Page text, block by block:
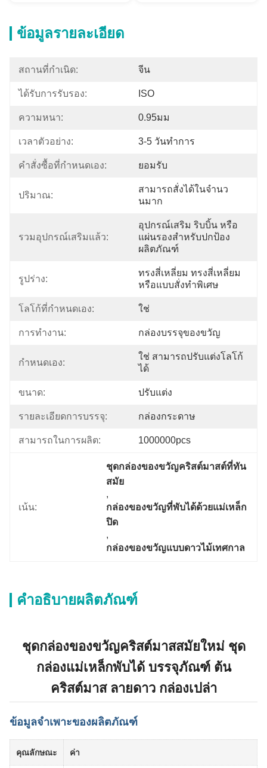
ข้อมูลรายละเอียด
สถานที่กำเนิด: จีน
ได้รับการรับรอง: ISO
ความหนา: 0.95มม
เวลาตัวอย่าง: 3-5 วันทำการ
คำสั่งซื้อที่กำหนดเอง: ยอมรับ
ปริมาณ:
สามารถสั่งได้ในจํานว
นมาก
รวมอุปกรณ์เสริมแล้ว:
อุปกรณ์เสริม ริบบิ้น หรือ
แผ่นรองสำหรับปกป้อง
ผลิตภัณฑ์
รูปร่าง:
ทรงสี่เหลี่ยม ทรงสี่เหลี่ยม
หรือแบบสั่งทำพิเศษ
โลโก้ที่กำหนดเอง: ใช่
การทำงาน: กล่องบรรจุของขวัญ
กำหนดเอง:
ใช่ สามารถปรับแต่งโลโก้
ได้
ขนาด: ปรับแต่ง
รายละเอียดการบรรจุ: กล่องกระดาษ
สามารถในการผลิต: 1000000pcs
เน้น:
ชุดกล่องของขวัญคริสต์มาสต์ที่ทัน
สมัย
,
กล่องของขวัญที่พับได้ด้วยแม่เหล็ก
ปิด
,
กล่องของขวัญแบบดาวไม้เทศกาล
คำอธิบายผลิตภัณฑ์
ชุดกล่องของขวัญคริสต์มาสสมัยใหม่ ชุด
กล่องแม่เหล็กพับได้ บรรจุภัณฑ์ ต้น
คริสต์มาส ลายดาว กล่องเปล่า
ข้อมูลจำเพาะของผลิตภัณฑ์
คุณลักษณะ ค่า